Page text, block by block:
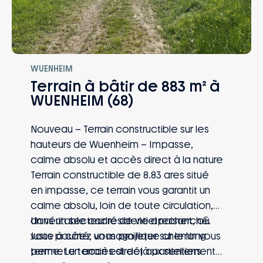
WUENHEIM
Terrain à bâtir de 883 m² à
WUENHEIM (68)
Nouveau – Terrain constructible sur les
hauteurs de Wuenheim – Impasse,
calme absolu et accès direct à la nature
Terrain constructible de 8.83 ares situé
en impasse, ce terrain vous garantit un
calme absolu, loin de toute circulation,
dans un secteur résidentiel recherché.
Juste à côté, un magnifique chemin vous
permet un accès direct aux sentiers
Un véritable cadre de vie apaisant, où
vous pourrez vous projeter sur le long
terme. Le terrain est déjà partiellement